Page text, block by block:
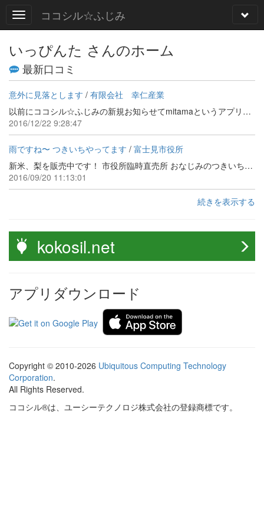
ココシル☆ふじみ
いっぴんた さんのホーム
最新口コミ
意外に見落とします / 有限会社 幸仁産業
以前にココシル☆ふじみの新規お知らせてmitamaというアプリが紹介されていましたが意識としてはありながらスルーしてしまっていました。Facebookで“友達”から写真付きで教えてもらい そういえばという事でアプリをダウンロードしました。 ココシル☆ふじみが特集されていて、以前にスルーしてしまっていたことをとても反省しました。 とてもいいアプリですねー“mitama“宜しくお願いします。(^_-)
2016/12/22 9:28:47
雨ですね〜 つきいちやってます / 富士見市役所
新米、梨を販売中です！ 市役所臨時直売所 おなじみのつきいちの日です
2016/09/20 11:13:01
続きを表示する
kokosil.net
アプリダウンロード
Copyright © 2010-2026 Ubiquitous Computing Technology
Corporation.
All Rights Reserved.
ココシル®は、ユーシーテクノロジ株式会社の登録商標です。